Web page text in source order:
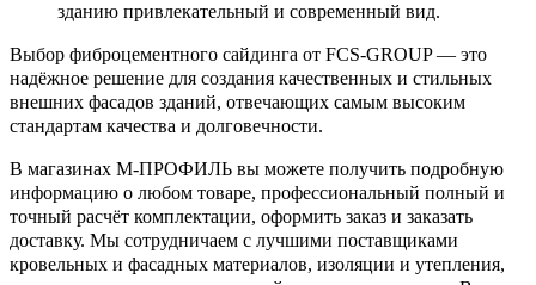
зданию привлекательный и современный вид.
Выбор фиброцементного сайдинга от FCS-GROUP — это
надёжное решение для создания качественных и стильных
внешних фасадов зданий, отвечающих самым высоким
стандартам качества и долговечности.
В магазинах М-ПРОФИЛЬ вы можете получить подробную
информацию о любом товаре, профессиональный полный и
точный расчёт комплектации, оформить заказ и заказать
доставку. Мы сотрудничаем с лучшими поставщиками
кровельных и фасадных материалов, изоляции и утепления,